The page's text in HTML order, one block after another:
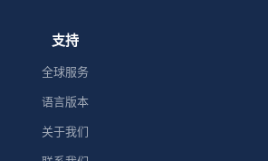
支持
全球服务
语言版本
关于我们